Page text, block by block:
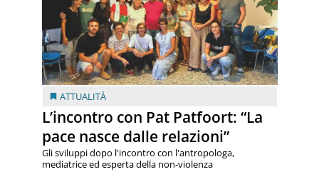
ATTUALITÀ
L’incontro con Pat Patfoort: “La
pace nasce dalle relazioni”
Gli sviluppi dopo l'incontro con l'antropologa,
mediatrice ed esperta della non-violenza